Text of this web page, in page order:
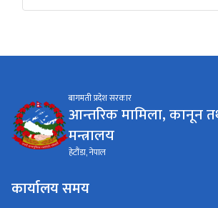
बागमती प्रदेश सरकार
आन्तरिक मामिला, कानून
मन्त्रालय
हेटौंडा, नेपाल
कार्यालय समय